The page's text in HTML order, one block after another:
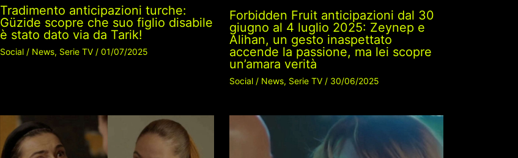
Tradimento anticipazioni turche:
Güzide scopre che suo figlio disabile
è stato dato via da Tarik!
Social / News, Serie TV / 01/07/2025
Forbidden Fruit anticipazioni dal 30
giugno al 4 luglio 2025: Zeynep e
Alihan, un gesto inaspettato
accende la passione, ma lei scopre
un’amara verità
Social / News, Serie TV / 30/06/2025